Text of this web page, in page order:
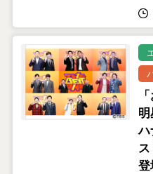
登